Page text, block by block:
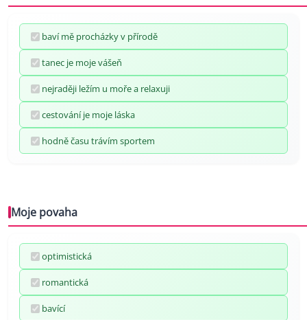
baví mě procházky v přírodě
tanec je moje vášeň
nejraději ležím u moře a relaxuji
cestování je moje láska
hodně času trávím sportem
Moje povaha
optimistická
romantická
bavící